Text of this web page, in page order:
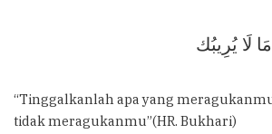
لَا يُرِيبُك
“Tinggalkanlah apa yang
tidak meragukanmu”(HR. Bukhari)